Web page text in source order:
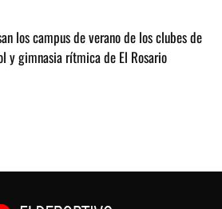
los campus de verano de los clubes de
y gimnasia rítmica de El Rosario